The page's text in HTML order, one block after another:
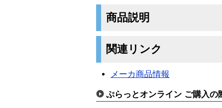
商品説明
関連リンク
メーカ商品情報
ぷらっとオンライン ご購入の